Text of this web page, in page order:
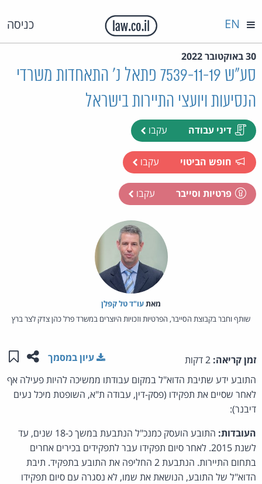
כניסה EN
30 באוקטובר 2022
סע"ש 7539-11-19 פתאל נ' התאחדות משרדי
הנסיעות ויועצי התיירות בישראל
דיני עבודה עקבו
חופש הביטוי עקבו
פרטיות וסייבר עקבו
מאת‏עו"ד טל קפלן
שותף וחבר בקבוצת הסייבר, הפרטיות וזכויות היוצרים במשרד פרל כהן צדק לצר ברץ
זמן קריאה: שתפו
עיון במסמך
התובע ידע שתיבת הדוא"ל במקום עבודתו ממשיכה להיות פעילה אף
לאחר שסיים את תפקידו (פסק-דין, עבודה ת"א, השופטת מיכל נעים
דיבנר):
העובדות:
התובע הועסק כמנכ"ל הנתבעת במשך כ-18 שנים, עד
לשנת 2015. לאחר סיום תפקידו עבר לתפקידים בכירים אחרים
בתחום התיירות. הנתבעת 2 החליפה את התובע בתפקיד. תיבת
הדוא"ל של התובע, הנושאת את שמו, לא נסגרה עם סיום תפקידו